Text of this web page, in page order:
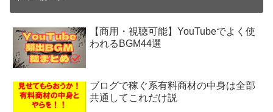
【商用・視聴可能】YouTubeでよく使
われるBGM44選
ブログで稼ぐ系有料商材の中身は全部
共通してこれだけ説